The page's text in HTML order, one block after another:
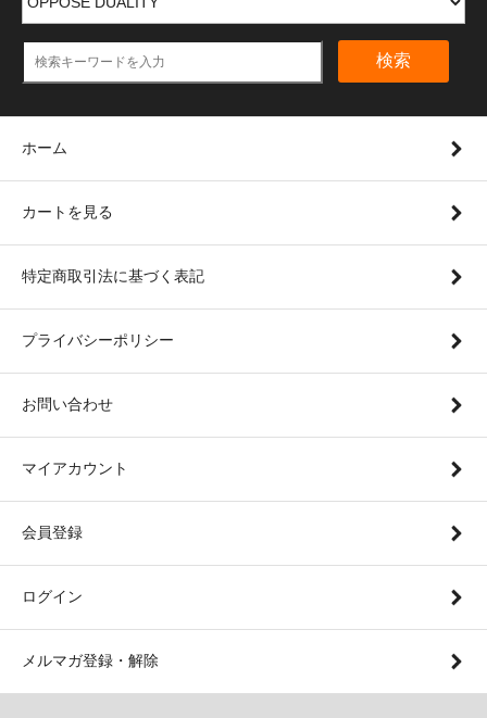
検索
ホーム
カートを見る
特定商取引法に基づく表記
プライバシーポリシー
お問い合わせ
マイアカウント
会員登録
ログイン
メルマガ登録・解除